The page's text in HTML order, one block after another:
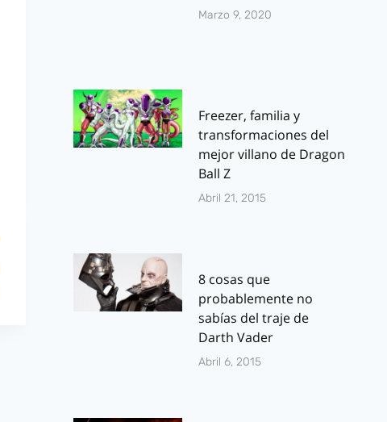
Marzo 9, 2020
Freezer, familia y
transformaciones del
mejor villano de Dragon
Ball Z
Abril 21, 2015
8 cosas que
probablemente no
sabías del traje de
Darth Vader
Abril 6, 2015